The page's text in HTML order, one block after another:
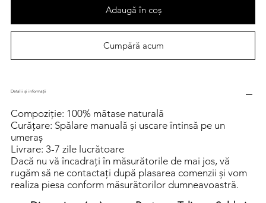
Adaugă în coș
Cumpără acum
Detalii și informații
Compoziție: 100% mătase naturală
Curățare: Spălare manuală și uscare întinsă pe un
umeraș
Livrare: 3-7 zile lucrătoare
Dacă nu vă încadrați în măsurătorile de mai jos, vă
rugăm să ne contactați după plasarea comenzii și vom
realiza piesa conform măsurătorilor dumneavoastră.